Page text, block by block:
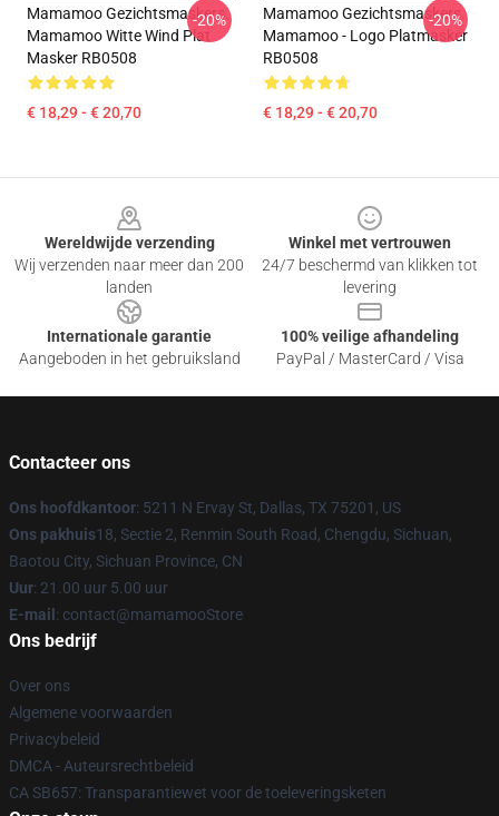
Mamamoo Gezichtsmaskers.
Mamamoo Witte Wind Plat
Masker RB0508
€ 18,29 - € 20,70
-20%
Mamamoo Gezichtsmaskers.
Mamamoo - Logo Platmasker
RB0508
€ 18,29 - € 20,70
-20%
Wereldwijde verzending
Wij verzenden naar meer dan 200
landen
Winkel met vertrouwen
24/7 beschermd van klikken tot
levering
Internationale garantie
Aangeboden in het gebruiksland
100% veilige afhandeling
PayPal / MasterCard / Visa
Contacteer ons
Ons hoofdkantoor: 5211 N Ervay St, Dallas, TX 75201, US
Ons pakhuis18, Sectie 2, Renmin South Road, Chengdu, Sichuan,
Baotou City, Sichuan Province, CN
Uur: 21.00 uur 5.00 uur
E-mail : contact@mamamooStore
Ons bedrijf
Over ons
Algemene voorwaarden
Privacybeleid
DMCA - Auteursrechtbeleid
CA SB657: Transparantiewet voor de toeleveringsketen